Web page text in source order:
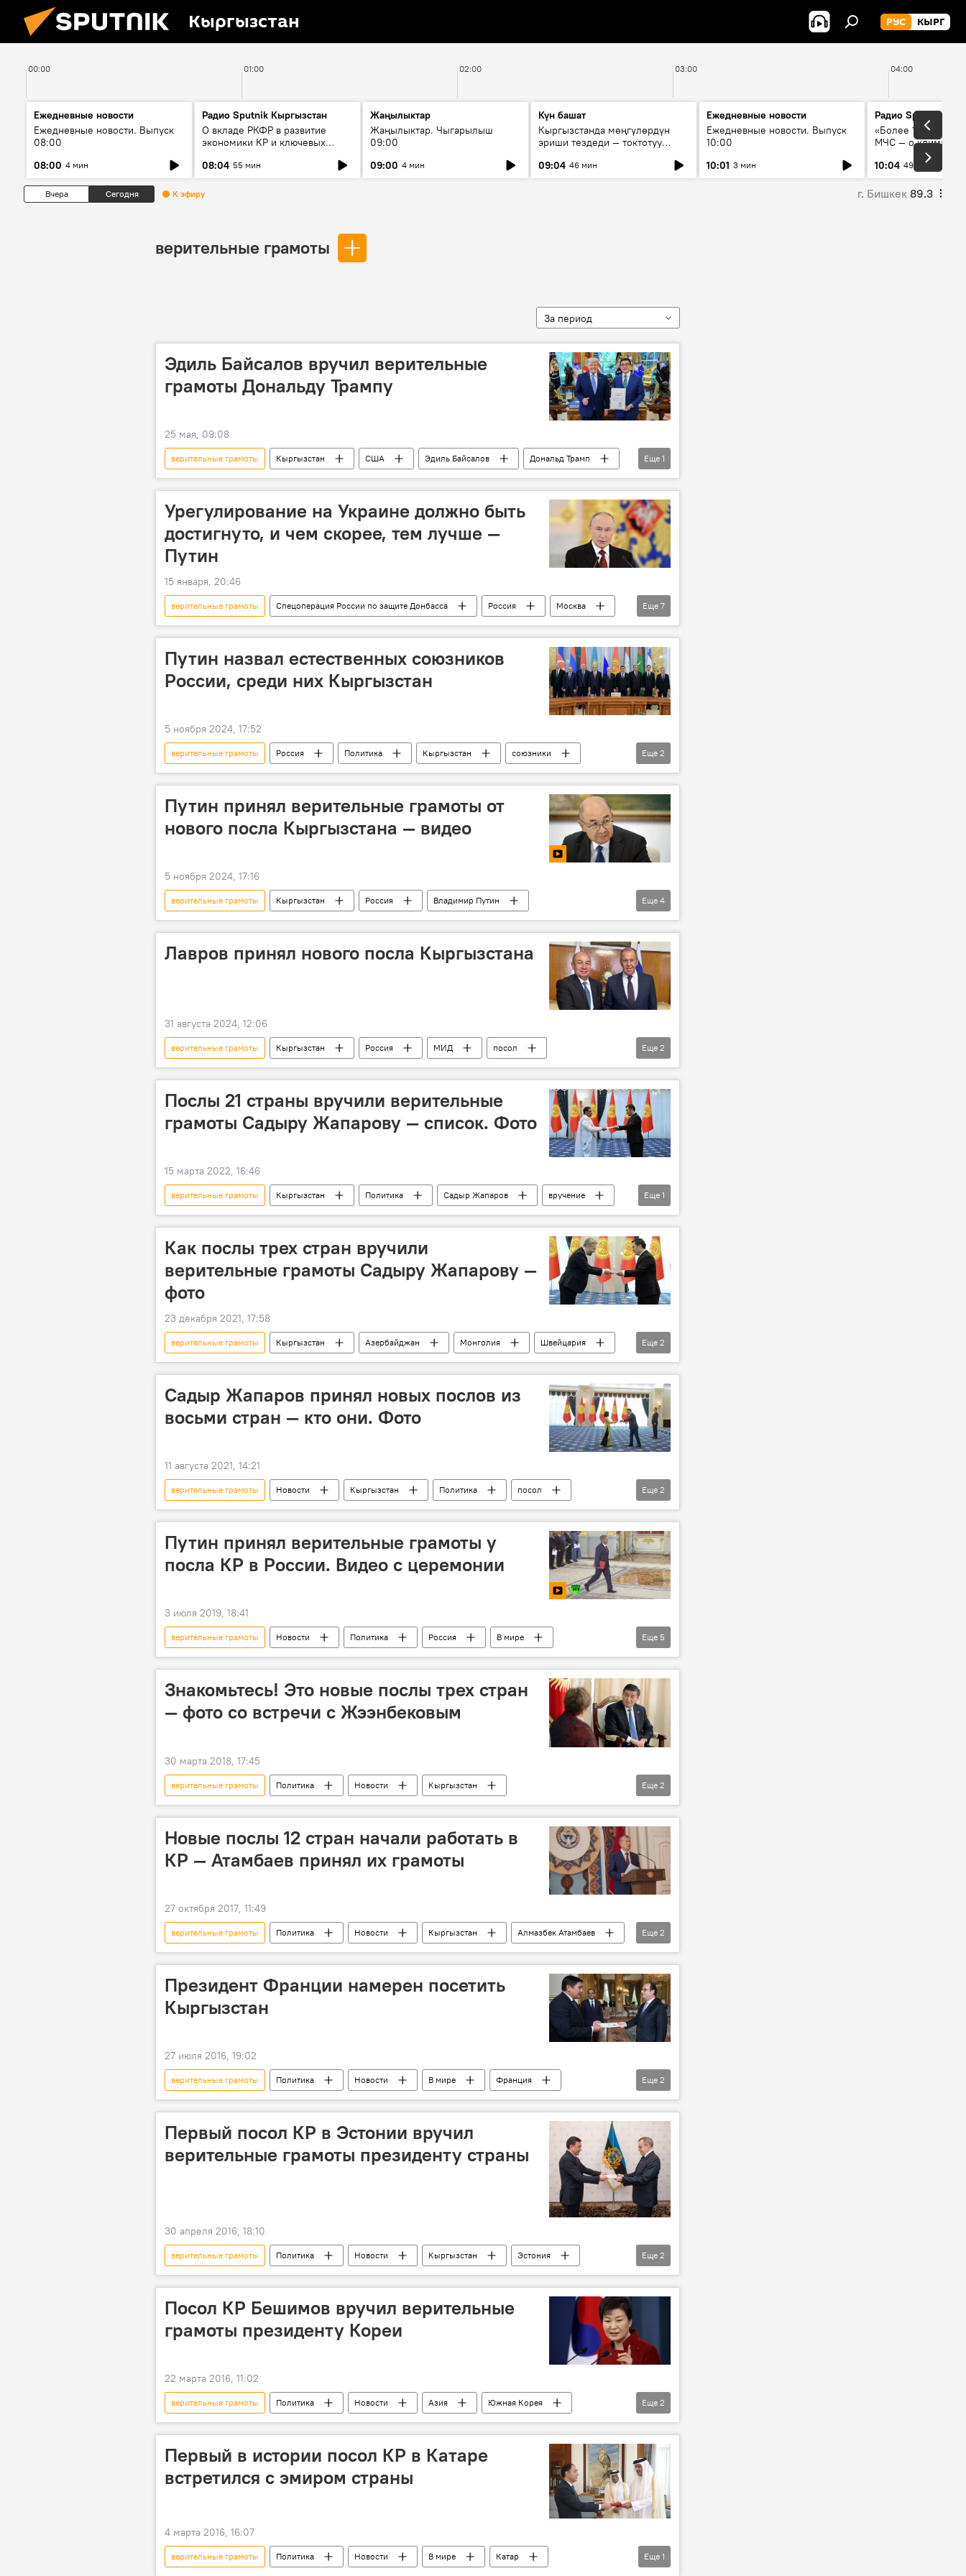
Кыргызстан РУС КЫРГ
00:00 01:00 02:00 03:00 04:00
Ежедневные новости
Ежедневные новости. Выпуск
08:00
08:00 4 мин
Радио Sputnik Кыргызстан
О вкладе РКФР в развитие
экономики КР и ключевых
08:04 55 мин
Жаңылыктар
Жаңылыктар. Чыгарылыш
09:00
09:00 4 мин
Күн башат
Кыргызстанда мөңгүлөрдүн
эриши тездеди — токтотуу
09:04 46 мин
Ежедневные новости
Ежедневные новости. Выпуск
10:00
10:01 3 мин
Радио Sputnik
«Более 1200 сёл в
МЧС — о климате,
системе
населения
10:04 49 мин
Вчера Сегодня К эфиру г. Бишкек 89.3
верительные грамоты
За период
Эдиль Байсалов вручил верительные
грамоты Дональду Трампу
25 мая, 09:08
верительные грамоты Кыргызстан США Эдиль Байсалов
Дональд Трамп
посол
Еще 1
Урегулирование на Украине должно быть
достигнуто, и чем скорее, тем лучше —
Путин
15 января, 20:46
верительные грамоты Спецоперация России по защите Донбасса Россия
Москва
Кремль
послы вручение Владимир Путин Украина
мир
Еще 7
Путин назвал естественных союзников
России, среди них Кыргызстан
5 ноября 2024, 17:52
верительные грамоты Россия Политика Кыргызстан
союзники
СНГ
Владимир Путин вручение
Еще 2
Путин принял верительные грамоты от
нового посла Кыргызстана — видео
5 ноября 2024, 17:16
верительные грамоты Кыргызстан Россия
Владимир Путин
Куванычбек Боконтаев
посол Политика видео
Еще 4
Лавров принял нового посла Кыргызстана
31 августа 2024, 12:06
верительные грамоты Кыргызстан Россия МИД
посол
назначение
Сергей Лавров Михаил Галузин
Еще 2
Послы 21 страны вручили верительные
грамоты Садыру Жапарову — список. Фото
15 марта 2022, 16:46
верительные грамоты Кыргызстан Политика Садыр Жапаров
вручение
посол
Еще 1
Как послы трех стран вручили
верительные грамоты Садыру Жапарову —
фото
23 декабря 2021, 17:58
верительные грамоты Кыргызстан Азербайджан Монголия
Швейцария
посол
Садыр Жапаров
Еще 2
Садыр Жапаров принял новых послов из
восьми стран — кто они. Фото
11 августа 2021, 14:21
верительные грамоты Новости Кыргызстан Политика
посол
Садыр Жапаров
назначение
Еще 2
Путин принял верительные грамоты у
посла КР в России. Видео с церемонии
3 июля 2019, 18:41
верительные грамоты Новости Политика Россия
В мире
Мультимедиа
видео Владимир Путин Аликбек Джекшенкулов посол
Еще 5
Знакомьтесь! Это новые послы трех стран
— фото со встречи с Жээнбековым
30 марта 2018, 17:45
верительные грамоты Политика Новости
Кыргызстан
Сооронбай Жээнбеков
встреча посол
Еще 2
Новые послы 12 стран начали работать в
КР — Атамбаев принял их грамоты
27 октября 2017, 11:49
верительные грамоты Политика Новости Кыргызстан
Алмазбек Атамбаев
посол
вручение
Еще 2
Президент Франции намерен посетить
Кыргызстан
27 июля 2016, 19:02
верительные грамоты Политика Новости В мире
Франция
Франсуа Олланд
Асеин Исаев
Еще 2
Первый посол КР в Эстонии вручил
верительные грамоты президенту страны
30 апреля 2016, 18:10
верительные грамоты Политика Новости Кыргызстан
Эстония
Кубанычбек Омуралиев
Посольство КР
Еще 2
Посол КР Бешимов вручил верительные
грамоты президенту Кореи
22 марта 2016, 11:02
верительные грамоты Политика Новости Азия
Южная Корея
Аскар Бешимов
Пак Кын Хе
Еще 2
Первый в истории посол КР в Катаре
встретился с эмиром страны
4 марта 2016, 16:07
верительные грамоты Политика Новости В мире
Катар
Еще 1